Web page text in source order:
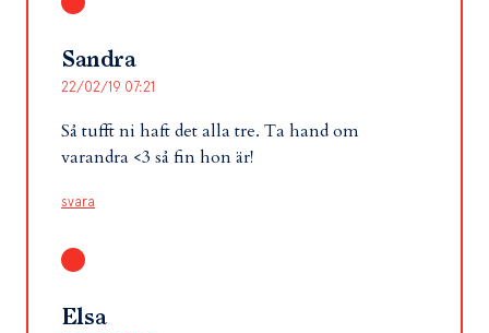
Sandra
22/02/19 07:21
Så tufft ni haft det alla tre. Ta hand om
varandra <3 så fin hon är!
svara
Elsa